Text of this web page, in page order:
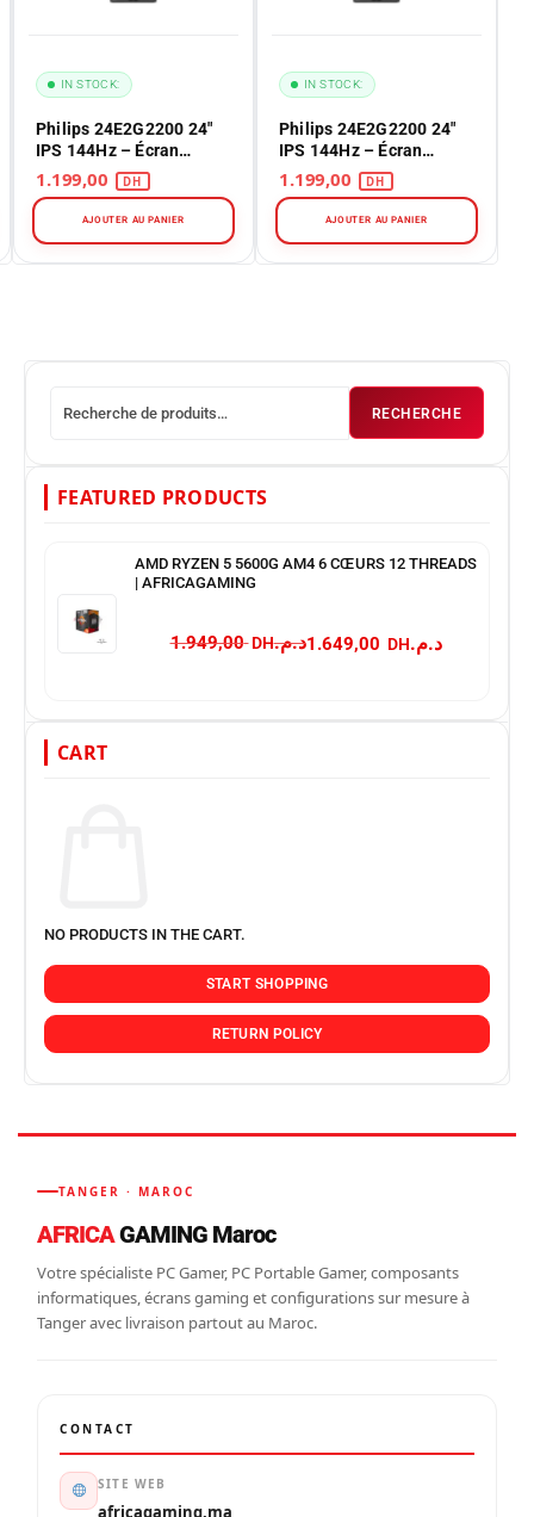
Philips 24E2G2200 24"
IPS 144Hz – Écran
Gaming Full HD au
Maroc
IN STOCK:
AJOUTER AU PANIER
Philips 24E2G2200 24"
IPS 144Hz – Écran
Gaming Full HD au
Maroc
IN STOCK:
AJOUTER AU PANIER
RECHERCHE
FEATURED PRODUCTS
AMD RYZEN 5 5600G AM4 6 CŒURS 12 THREADS
| AFRICAGAMING
د.م. 1.949,00 د.م.
CART
NO PRODUCTS IN THE CART.
START SHOPPING
RETURN POLICY
TANGER · MAROC
AFRICAGAMING Maroc
Votre spécialiste PC Gamer, PC Portable Gamer, composants
informatiques, écrans gaming et configurations sur mesure à
Tanger avec livraison partout au Maroc.
CONTACT
SITE WEB
africagaming.ma